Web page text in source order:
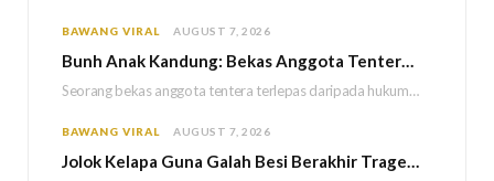
BAWANG VIRAL AUGUST 7, 2026
Bunh Anak Kandung: Bekas Anggota Tentera Terlepas Hukuman M
Seorang bekas anggota tentera terlepas daripada hukuman gantung selepas Mahkamah Persekutuan memutuskan untuk menggantikan hukuman…
BAWANG VIRAL AUGUST 7, 2026
Jolok Kelapa Guna Galah Besi Berakhir Tragedi, Tiga Polis Maut Terkena Renjatan Elektrik